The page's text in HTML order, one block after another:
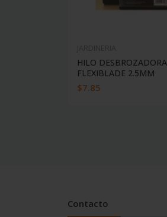
HILO DESBROZADORA
FLEXIBLADE 2.5MM
$7.85
Contacto